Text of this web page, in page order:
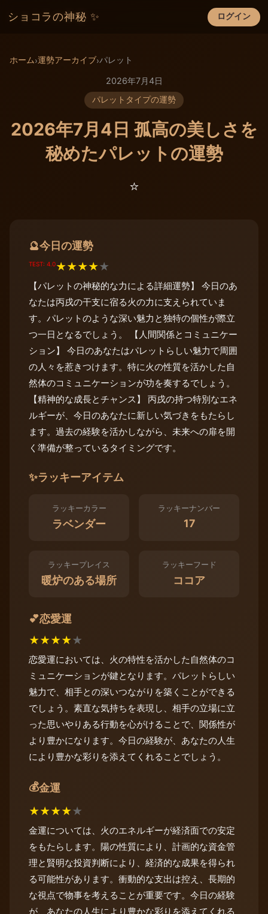
ショコラの神秘 ✨ ログイン
×
ホーム›運勢アーカイブ›パレット
2026年7月4日
パレットタイプの運勢
2026年7月4日 孤高の美しさを
秘めたパレットの運勢
⭐️
🔮今日の運勢
TEST: 4.0★★★★★
【パレットの神秘的な力による詳細運勢】 今日のあ
なたは丙戌の干支に宿る火の力に支えられていま
す。パレットのような深い魅力と独特の個性が際立
つ一日となるでしょう。 【人間関係とコミュニケー
ション】 今日のあなたはパレットらしい魅力で周囲
の人々を惹きつけます。特に火の性質を活かした自
然体のコミュニケーションが功を奏するでしょう。
【精神的な成長とチャンス】 丙戌の持つ特別なエネ
ルギーが、今日のあなたに新しい気づきをもたらし
ます。過去の経験を活かしながら、未来への扉を開
く準備が整っているタイミングです。
✨ラッキーアイテム
ラッキーカラー
ラベンダー
ラッキーナンバー
17
ラッキープレイス
暖炉のある場所
ラッキーフード
ココア
💕恋愛運
★★★★★
恋愛運においては、火の特性を活かした自然体のコ
ミュニケーションが鍵となります。パレットらしい
魅力で、相手との深いつながりを築くことができる
でしょう。素直な気持ちを表現し、相手の立場に立
った思いやりある行動を心がけることで、関係性が
より豊かになります。今日の経験が、あなたの人生
により豊かな彩りを添えてくれることでしょう。
💰金運
★★★★★
金運については、火のエネルギーが経済面での安定
をもたらします。陽の性質により、計画的な資金管
理と賢明な投資判断により、経済的な成果を得られ
る可能性があります。衝動的な支出は控え、長期的
な視点で物事を考えることが重要です。今日の経験
が、あなたの人生により豊かな彩りを添えてくれる